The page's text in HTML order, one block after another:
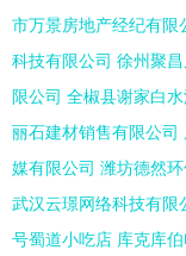
市万景房地产经纪有限
科技有限公司 徐州聚
限公司 全椒县谢家白
丽石建材销售有限公司
媒有限公司 潍坊德然
武汉云璟网络科技有限
号蜀道小吃店 库克库